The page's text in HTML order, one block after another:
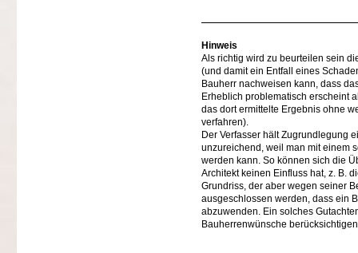
Hinweis
Als richtig wird zu beurteilen sein
(und damit ein Entfall eines
Bauherr nachweisen kann, dass
Erheblich problematisch erscheint
das dort ermittelte Ergebnis ohne
verfahren).
Der Verfasser hält Zugrundlegung
unzureichend, weil man mit einem
werden kann. So können sich die
Architekt keinen Einfluss hat, z. B.
Grundriss, der aber wegen seiner
ausgeschlossen werden, dass ein
abzuwenden. Ein solches
Bauherrenwünsche